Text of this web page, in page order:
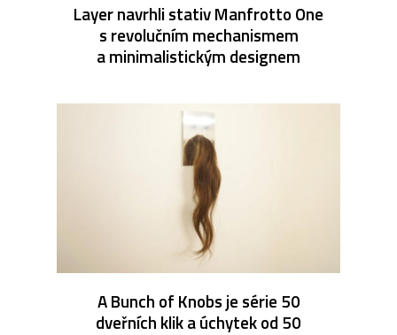
Layer navrhli stativ Manfrotto One
s revolučním mechanismem
a minimalistickým designem
A Bunch of Knobs je série 50
dveřních klik a úchytek od 50